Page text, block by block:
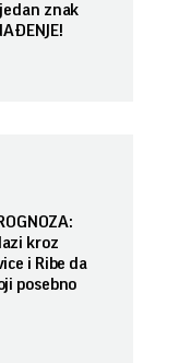
znak
kroz
i Ribe da
posebno